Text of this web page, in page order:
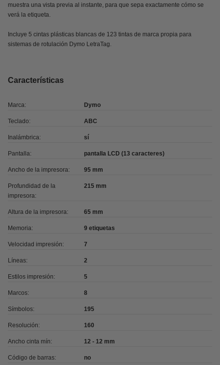
muestra una vista previa al instante, para que sepa exactamente cómo se
verá la etiqueta.
Incluye 5 cintas plásticas blancas de 123 tintas de marca propia para
sistemas de rotulación Dymo LetraTag.
Características
Marca: Dymo
Teclado: ABC
Inalámbrica: sí
Pantalla: pantalla LCD (13 caracteres)
Ancho de la impresora: 95 mm
Profundidad de la
impresora:
215 mm
Altura de la impresora: 65 mm
Memoria: 9 etiquetas
Velocidad impresión: 7
Líneas: 2
Estilos impresión: 5
Marcos: 8
Símbolos: 195
Resolución: 160
Ancho cinta mín: 12 - 12 mm
Código de barras: no